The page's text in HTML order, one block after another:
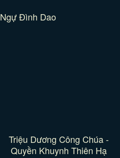
Ngự Đình Dao
Triệu Dương Công Chúa -
Quyền Khuynh Thiên Hạ